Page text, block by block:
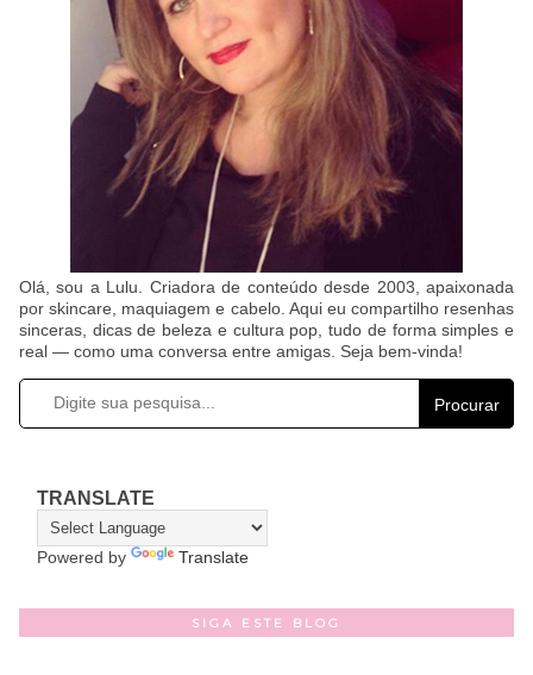
Olá, sou a Lulu. Criadora de conteúdo desde 2003, apaixonada
por skincare, maquiagem e cabelo. Aqui eu compartilho resenhas
sinceras, dicas de beleza e cultura pop, tudo de forma simples e
real — como uma conversa entre amigas. Seja bem-vinda!
Procurar
TRANSLATE
Powered by Translate
SIGA ESTE BLOG